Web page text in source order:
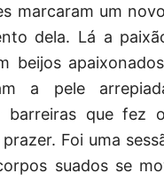
marcaram um
dela. Lá a
beijos
a pele
barreiras que fez
Foi uma
suados se